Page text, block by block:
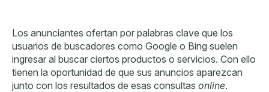
Los anunciantes ofertan por palabras clave que los
usuarios de buscadores como Google o Bing suelen
ingresar al buscar ciertos productos o servicios. Con ello
tienen la oportunidad de que sus anuncios aparezcan
junto con los resultados de esas consultas online.